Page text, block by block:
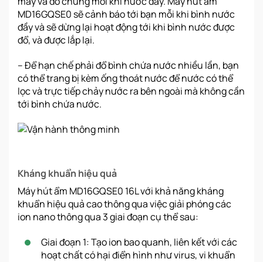
MD16GQSE0 sẽ cảnh báo tới bạn mỗi khi bình nước
đầy và sẽ dừng lại hoạt động tới khi bình nước được
đổ, và được lắp lại.
– Để hạn chế phải đổ bình chứa nước nhiều lần, bạn
có thể trang bị kèm ống thoát nước để nước có thể
lọc và trực tiếp chảy nước ra bên ngoài mà không cần
tới bình chứa nước.
Kháng khuẩn hiệu quả
Máy hút ẩm MD16GQSE0 16L với khả năng kháng
khuẩn hiệu quả cao thông qua việc giải phóng các
ion nano thông qua 3 giai đoạn cụ thể sau:
Giai đoạn 1: Tạo ion bao quanh, liên kết với các
hoạt chất có hại điển hình như virus, vi khuẩn